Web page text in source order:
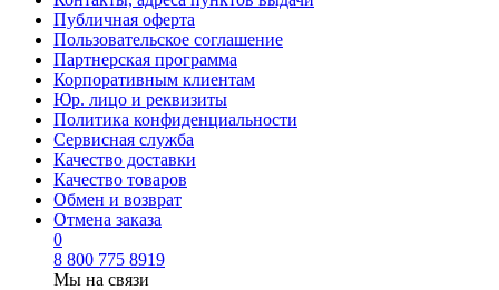
Публичная оферта
Пользовательское соглашение
Партнерская программа
Корпоративным клиентам
Юр. лицо и реквизиты
Политика конфиденциальности
Сервисная служба
Качество доставки
Качество товаров
Обмен и возврат
Отмена заказа
0
8 800 775 8919
Мы на связи